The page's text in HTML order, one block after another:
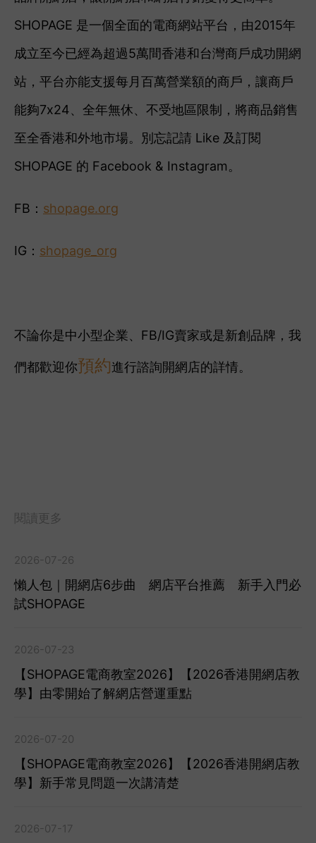
SHOPAGE 是一個全面的電商網站平台，由2015年
成立至今已經為超過5萬間香港和台灣商戶成功開網
站，平台亦能支援每月百萬營業額的商戶，讓商戶
能夠7x24、全年無休、不受地區限制，將商品銷售
至全香港和外地市場。 別忘記請 Like 及訂閱
SHOPAGE 的 Facebook & Instagram。
FB： shopage.org
IG： shopage_org
不論你是中小型企業、FB/IG賣家或是新創品牌，我
們都歡迎你預約進行諮詢開網店的詳情。
閱讀更多
2026-07-26
懶人包｜開網店6步曲 網店平台推薦 新手入門必
試SHOPAGE
2026-07-23
【SHOPAGE電商教室2026】【2026香港開網店教
學】由零開始了解網店營運重點
2026-07-20
【SHOPAGE電商教室2026】【2026香港開網店教
學】新手常見問題一次講清楚
2026-07-17